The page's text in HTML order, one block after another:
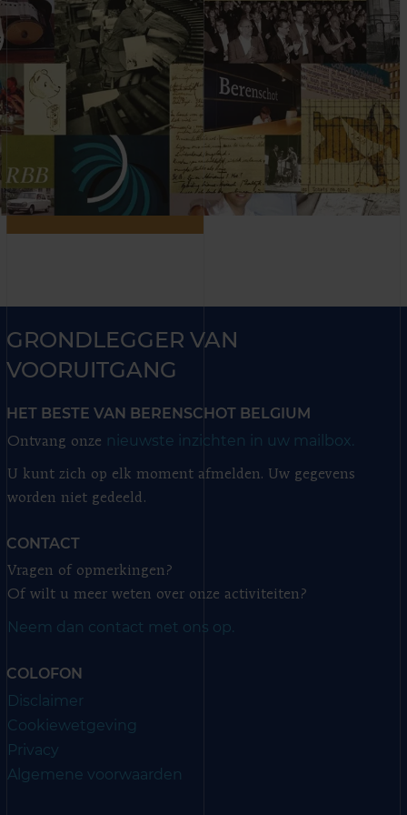
GRONDLEGGER VAN
VOORUITGANG
HET BESTE VAN BERENSCHOT BELGIUM
Ontvang onze nieuwste inzichten in uw mailbox.
U kunt zich op elk moment afmelden. Uw gegevens
worden niet gedeeld.
CONTACT
Vragen of opmerkingen?
Of wilt u meer weten over onze activiteiten?
Neem dan contact met ons op.
COLOFON
Disclaimer
Cookiewetgeving
Privacy
Algemene voorwaarden